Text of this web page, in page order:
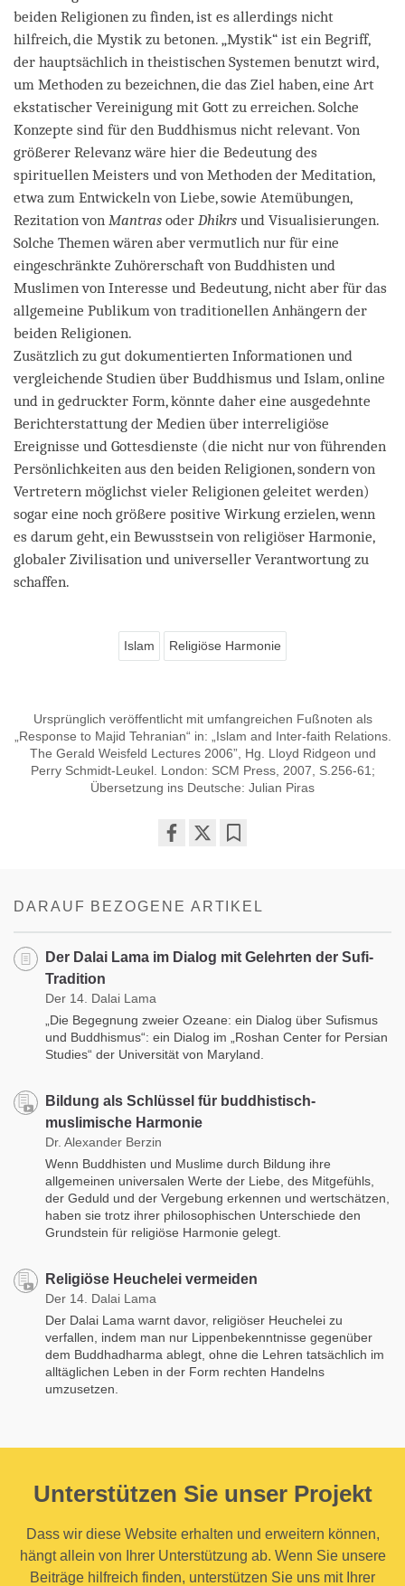
beiden Religionen zu finden, ist es allerdings nicht
hilfreich, die Mystik zu betonen. „Mystik“ ist ein Begriff,
der hauptsächlich in theistischen Systemen benutzt wird,
um Methoden zu bezeichnen, die das Ziel haben, eine Art
ekstatischer Vereinigung mit Gott zu erreichen. Solche
Konzepte sind für den Buddhismus nicht relevant. Von
größerer Relevanz wäre hier die Bedeutung des
spirituellen Meisters und von Methoden der Meditation,
etwa zum Entwickeln von Liebe, sowie Atemübungen,
Rezitation von Mantras oder Dhikrs und Visualisierungen.
Solche Themen wären aber vermutlich nur für eine
eingeschränkte Zuhörerschaft von Buddhisten und
Muslimen von Interesse und Bedeutung, nicht aber für das
allgemeine Publikum von traditionellen Anhängern der
beiden Religionen.
Zusätzlich zu gut dokumentierten Informationen und
vergleichende Studien über Buddhismus und Islam, online
und in gedruckter Form, könnte daher eine ausgedehnte
Berichterstattung der Medien über interreligiöse
Ereignisse und Gottesdienste (die nicht nur von führenden
Persönlichkeiten aus den beiden Religionen, sondern von
Vertretern möglichst vieler Religionen geleitet werden)
sogar eine noch größere positive Wirkung erzielen, wenn
es darum geht, ein Bewusstsein von religiöser Harmonie,
globaler Zivilisation und universeller Verantwortung zu
schaffen.
Islam Religiöse Harmonie
Ursprünglich veröffentlicht mit umfangreichen Fußnoten als
„Response to Majid Tehranian“ in: „Islam and Inter-faith Relations.
The Gerald Weisfeld Lectures 2006”, Hg. Lloyd Ridgeon und
Perry Schmidt-Leukel. London: SCM Press, 2007, S.256-61;
Übersetzung ins Deutsche: Julian Piras
DARAUF BEZOGENE ARTIKEL
Der Dalai Lama im Dialog mit Gelehrten der Sufi-
Tradition
Der 14. Dalai Lama
„Die Begegnung zweier Ozeane: ein Dialog über Sufismus
und Buddhismus“: ein Dialog im „Roshan Center for Persian
Studies“ der Universität von Maryland.
Bildung als Schlüssel für buddhistisch-
muslimische Harmonie
Dr. Alexander Berzin
Wenn Buddhisten und Muslime durch Bildung ihre
allgemeinen universalen Werte der Liebe, des Mitgefühls,
der Geduld und der Vergebung erkennen und wertschätzen,
haben sie trotz ihrer philosophischen Unterschiede den
Grundstein für religiöse Harmonie gelegt.
Religiöse Heuchelei vermeiden
Der 14. Dalai Lama
Der Dalai Lama warnt davor, religiöser Heuchelei zu
verfallen, indem man nur Lippenbekenntnisse gegenüber
dem Buddhadharma ablegt, ohne die Lehren tatsächlich im
alltäglichen Leben in der Form rechten Handelns
umzusetzen.
Unterstützen Sie unser Projekt
Dass wir diese Website erhalten und erweitern können,
hängt allein von Ihrer Unterstützung ab. Wenn Sie unsere
Beiträge hilfreich finden, unterstützen Sie uns mit Ihrer